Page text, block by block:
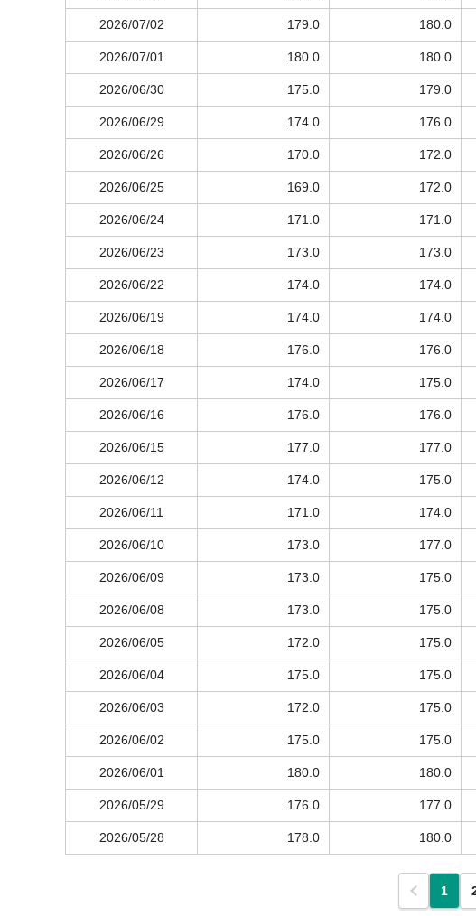
2026/07/02 179.0 180.0
2026/07/01 180.0 180.0
2026/06/30 175.0 179.0
2026/06/29 174.0 176.0
2026/06/26 170.0 172.0
2026/06/25 169.0 172.0
2026/06/24 171.0 171.0
2026/06/23 173.0 173.0
2026/06/22 174.0 174.0
2026/06/19 174.0 174.0
2026/06/18 176.0 176.0
2026/06/17 174.0 175.0
2026/06/16 176.0 176.0
2026/06/15 177.0 177.0
2026/06/12 174.0 175.0
2026/06/11 171.0 174.0
2026/06/10 173.0 177.0
2026/06/09 173.0 175.0
2026/06/08 173.0 175.0
2026/06/05 172.0 175.0
2026/06/04 175.0 175.0
2026/06/03 172.0 175.0
2026/06/02 175.0 175.0
2026/06/01 180.0 180.0
2026/05/29 176.0 177.0
2026/05/28 178.0 180.0
1